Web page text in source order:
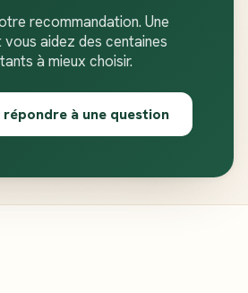
recommandation. Une
aidez des centaines
à mieux choisir.
à une question